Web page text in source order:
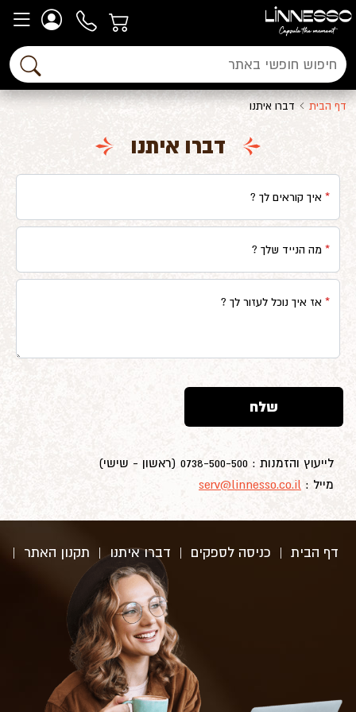
דף הבית דברו איתנו
דברו איתנו
איך קוראים לך ?
מה הנייד שלך ?
אז איך נוכל לעזור לך ?
שלח
לייעוץ והזמנות : 0738-500-500 (ראשון - שישי)
מייל : serv@linnesso.co.il
דף הבית | כניסה לספקים | דברו איתנו | תקנון האתר |